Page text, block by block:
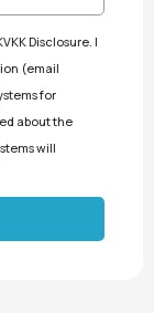
Disclosure. I
(email
for
about the
will